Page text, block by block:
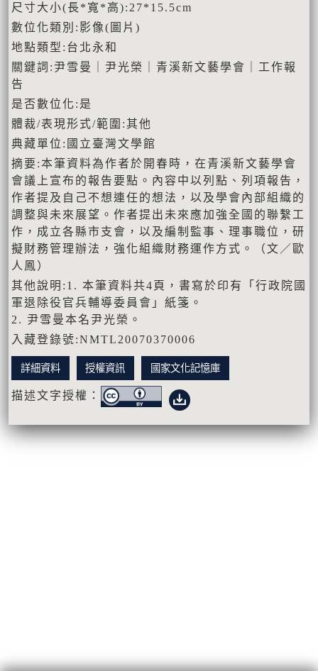
尺寸大小(長*寬*高):27*15.5cm
數位化類別:影像(圖片)
地點類型:台北永和
關鍵詞:尹雪曼｜尹光榮｜青溪新文藝學會｜工作報
告
是否數位化:是
體裁/表現形式/範圍:其他
典藏單位:國立臺灣文學館
摘要:本筆資料為作者於開春時，在青溪新文藝學會
會議上宣布的報告要點。內容中以列點、列項報告，
作者提及自己不想連任的想法，以及學會內部組織的
調整與未來展望。作者提出未來應加強全國的聯繫工
作，成立各縣市支會，以及編制監事、理事職位，研
擬財務管理辦法，強化組織財務運作方式。（文／歐
人鳳）
其他說明:1. 本筆資料共4頁，書寫於印有「行政院國
軍退除役官兵輔導委員會」紙箋。
2. 尹雪曼本名尹光榮。
入藏登錄號:NMTL20070370006
詳細資料 授權資訊 國家文化記憶庫
描述文字授權：